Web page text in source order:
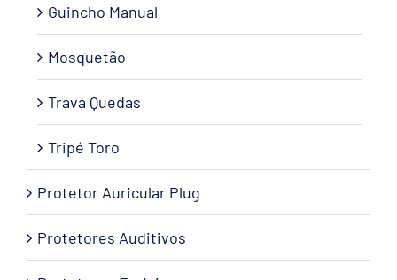
Guincho Manual
Mosquetão
Trava Quedas
Tripé Toro
Protetor Auricular Plug
Protetores Auditivos